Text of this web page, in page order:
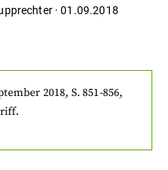
·01.09.2018
2018, S. 851-856,